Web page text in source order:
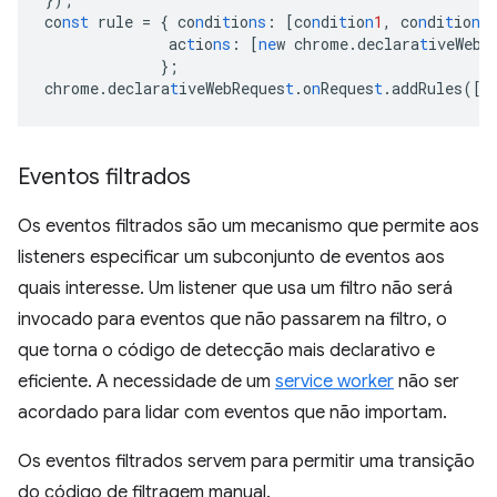
const rule = { conditions : [condition1 , condition
actions : [new chrome.declarat
} ;
chrome.declarativeWebRequest .onRequest .addRules( [
Eventos filtrados
Os eventos filtrados são um mecanismo que permite aos
listeners especificar um subconjunto de eventos aos
quais interesse. Um listener que usa um filtro não será
invocado para eventos que não passarem na filtro, o
que torna o código de detecção mais declarativo e
eficiente. A necessidade de um service worker não ser
acordado para lidar com eventos que não importam.
Os eventos filtrados servem para permitir uma transição
do código de filtragem manual.